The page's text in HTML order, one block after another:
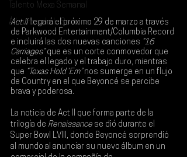
Talento Mexa Semanal
Álbumes de la Semana
Act II llegará el próximo 29 de marzo a través
de Parkwood Entertainment/Columbia Record
e incluirá las dos nuevas canciones “16
Carriages” que es un corte conmovedor que
celebra el legado y el trabajo duro, mientras
que “Texas Hold ‘Em” nos sumerge en un flujo
de Country en el que Beyoncé se percibe
brava y poderosa.
La noticia de Act II que forma parte de la
trilogía de Renaissance se dió durante el
Super Bowl LVIII, donde Beyoncé sorprendió
al mundo al anunciar su nuevo álbum en un